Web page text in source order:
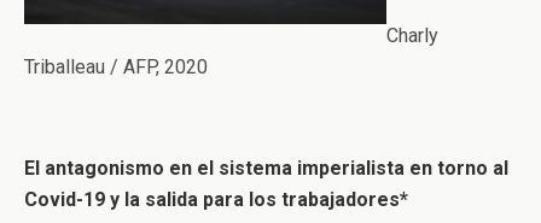
Charly
Triballeau / AFP, 2020
El antagonismo en el sistema imperialista en torno al
Covid-19 y la salida para los trabajadores*